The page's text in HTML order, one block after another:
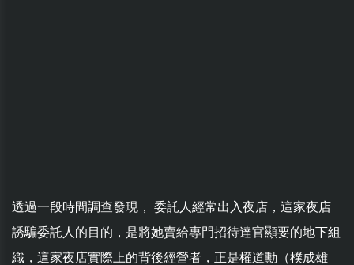
透過一段時間調查發現， 委託人經常出入夜店，這家夜店
誘騙委託人的目的，是將她賣給專門招待達官顯要的地下組
織，這家夜店實際上的背後經營者，正是權道勳（樸成雄